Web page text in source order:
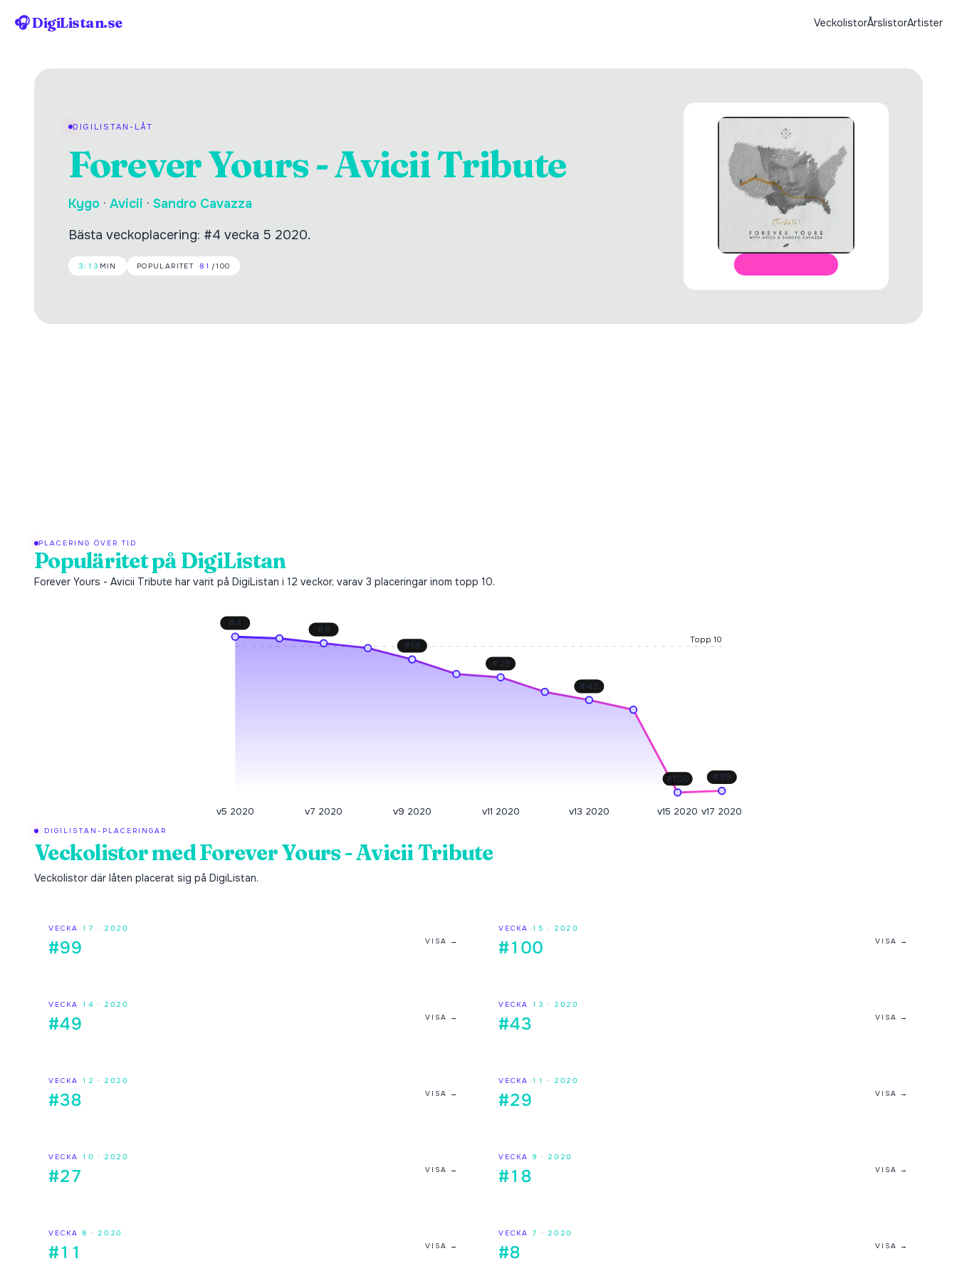
🎧 DigiListan.se VeckolistorÅrslistorArtister
DIGILISTAN-LÅT
Forever Yours - Avicii Tribute
Kygo · Avicii · Sandro Cavazza
Bästa veckoplacering: #4 vecka 5 2020.
3:13 MIN POPULARITET ·81 /100
PLACERING ÖVER TID
Populäritet på DigiListan
Forever Yours - Avicii Tribute har varit på DigiListan i 12 veckor, varav 3 placeringar inom topp 10.
Topp 10
#4
#8
#18
#29
#43
#100 #99
v5 2020 v7 2020 v9 2020 v11 2020 v13 2020 v15 2020 v17 2020
DIGILISTAN-PLACERINGAR
Veckolistor medForever Yours - Avicii Tribute
Veckolistor där låten placerat sig på DigiListan.
VECKA 17 · 2020
#99 VISA →
VECKA 15 · 2020
#100 VISA →
VECKA 14 · 2020
#49 VISA →
VECKA 13 · 2020
#43 VISA →
VECKA 12 · 2020
#38 VISA →
VECKA 11 · 2020
#29 VISA →
VECKA 10 · 2020
#27 VISA →
VECKA 9 · 2020
#18 VISA →
VECKA 8 · 2020
#11 VISA →
VECKA 7 · 2020
#8 VISA →